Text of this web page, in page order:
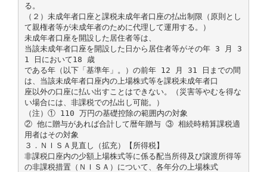
る。
（２）未成年者口座と課税未成年者口座の払出制限（原則とし
て親権者等が未成年者のために代理して運用する。）
未成年者口座を開設した居住者等は、
当該未成年者口座を開設した日から居住者等がその年 3 月 3
1 日において18 歳
である年（以下「基準年」。）の前年 12 月 31 日までの間
は、当該未成年者口座内の上場株式等を課税未成年者口
座以外の口座に払い出すことはできない。（災害等やむを得な
い場合には、非課税での払出し可能。）
（注）① 110 万円の基礎控除の範囲内の対象
② 他に贈与があれば合計して暦年贈与 ③ 相続時精算課税適
用者はその対象
３．ＮＩＳＡ見直し（拡充）【所得税】
非課税口座内の少額上場株式等に係る配当所得及び譲渡所得等
の非課税措置（ＮＩＳＡ）について、各年分の上場株式